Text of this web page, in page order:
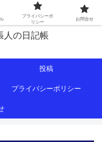
ニスライフをサポート！
人の日記帳
投稿
プライバシーポリシー
プライバシーポ
リシー
お問合せ